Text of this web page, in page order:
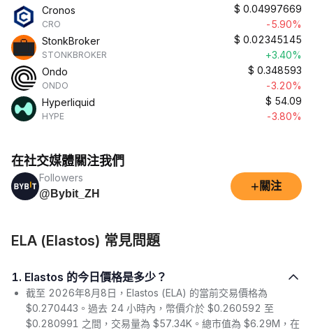
Cronos
CRO
$ 0.04997669
-5.90%
StonkBroker
STONKBROKER
$ 0.02345145
+3.40%
Ondo
ONDO
$ 0.348593
-3.20%
Hyperliquid
HYPE
$ 54.09
-3.80%
在社交媒體關注我們
Followers
@Bybit_ZH
+ 關注
ELA (Elastos) 常見問題
1. Elastos 的今日價格是多少？
截至 2026年8月8日，Elastos (ELA) 的當前交易價格為
$0.270443。過去 24 小時內，幣價介於 $0.260592 至
$0.280991 之間，交易量為 $57.34K。總市值為 $6.29M，在